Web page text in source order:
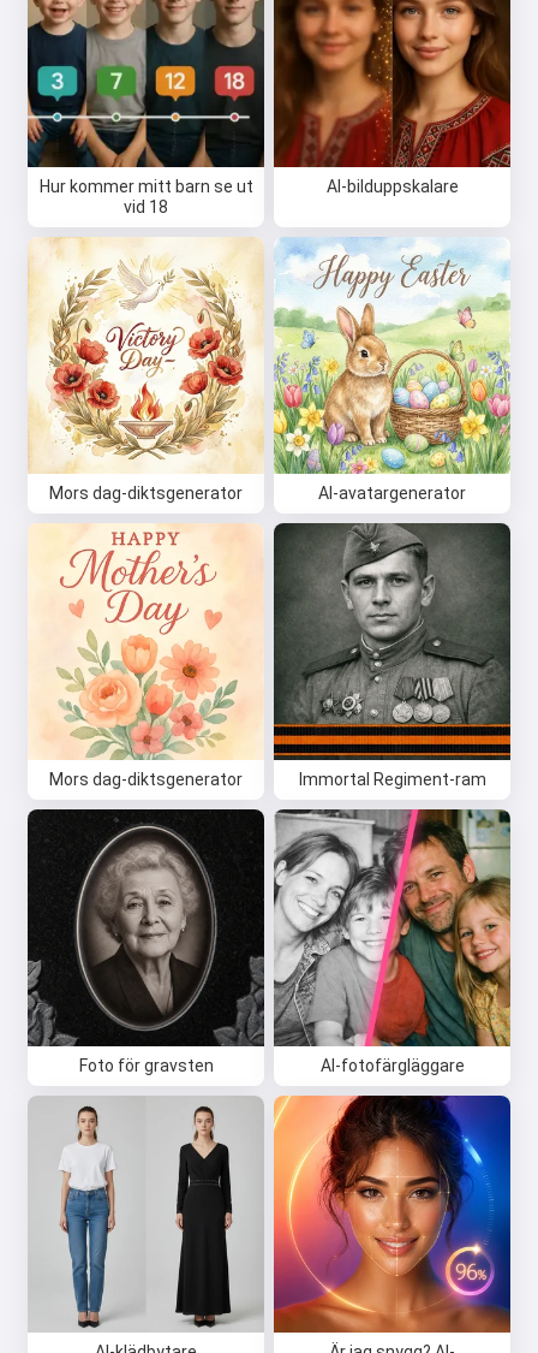
Hur kommer mitt barn se ut
vid 18
AI-bilduppskalare
Mors dag-diktsgenerator AI-avatargenerator
Mors dag-diktsgenerator Immortal Regiment-ram
Foto för gravsten AI-fotofärgläggare
Jag accepterar: Användarvillkor,
Integritetspolicy
,
Återbetalningspolicy